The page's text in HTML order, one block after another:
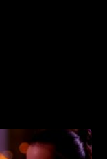
i grupy the Editors.